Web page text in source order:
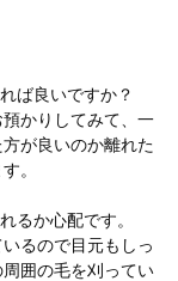
ば良いですか？
かりしてみて、一
が良いのか離れた
。
るか心配です。
るので目元もしっ
囲の毛を刈ってい